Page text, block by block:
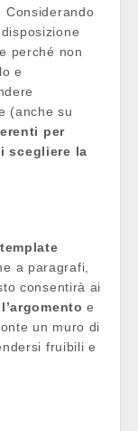
Considerando
perché non
e
(anche su
per
scegliere la
template
a paragrafi,
consentirà ai
e
un muro di
fruibili e